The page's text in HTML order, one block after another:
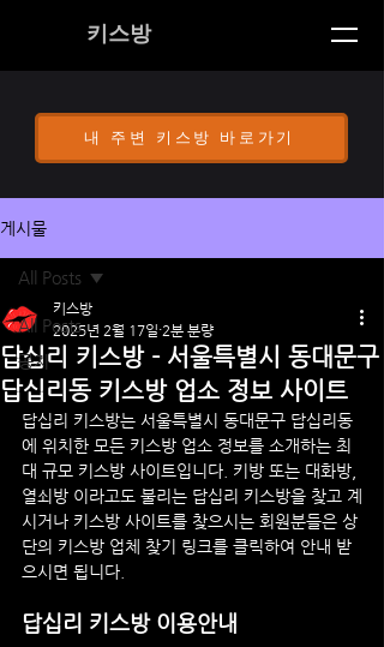
키스방
내 주변 키스방 바로가기
게시물
All Posts
공지
All Posts
답십리 키스방 - 서울특별시 동대문구
답십리동 키스방 업소 정보 사이트
키스방
2025년 2월 17일 2분 분량
답십리 키스방는 서울특별시 동대문구 답십리동
에 위치한 모든 키스방 업소 정보를 소개하는 최
대 규모 키스방 사이트입니다. 키방 또는 대화방,
열쇠방 이라고도 불리는 답십리 키스방을 찾고 계
시거나 키스방 사이트를 찾으시는 회원분들은 상
단의 키스방 업체 찾기 링크를 클릭하여 안내 받
으시면 됩니다.
답십리 키스방 이용안내